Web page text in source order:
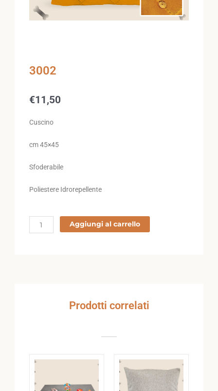
3002
€11,50
Cuscino
cm 45×45
Sfoderabile
Poliestere Idrorepellente
3002
quantità
Aggiungi al carrello
Prodotti correlati
Fascia
€69,90
Questo